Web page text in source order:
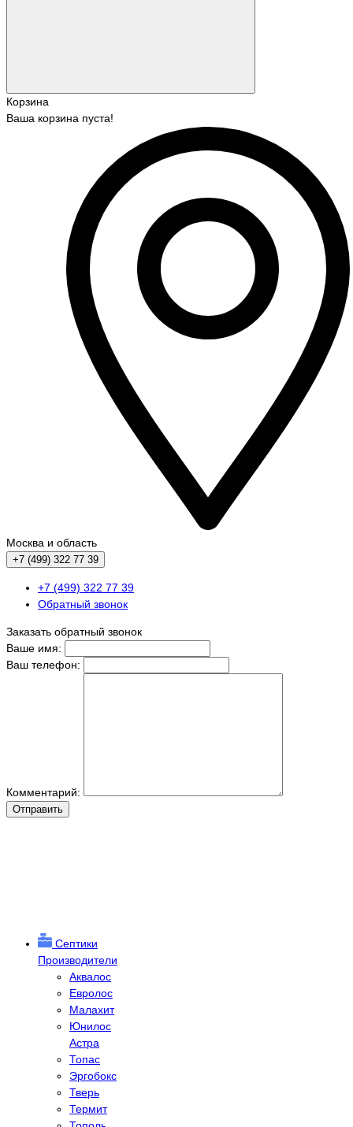
Корзина
Ваша корзина пуста!
Москва и область
+7 (499) 322 77 39
+7 (499) 322 77 39
Обратный звонок
Заказать обратный звонок
Ваше имя:
Ваш телефон:
Комментарий:
Отправить
Септики
Производители
Аквалос
Евролос
Малахит
Юнилос
Астра
Топас
Эргобокс
Тверь
Термит